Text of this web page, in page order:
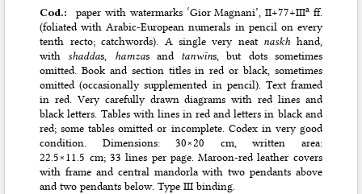
Cod.:paper with watermarks ‘Gior Magnani’, II+77+IIIa ff.
(foliated with Arabic-European numerals in pencil on every
tenth recto; catchwords). A single very neat naskhhand,
with shaddas, hamzas and tanwīns, but dots sometimes
omitted. Book and section titles in red or black, sometimes
omitted (occasionally supplemented in pencil). Text framed
in red. Very carefully drawn diagrams with red lines and
black letters. Tables with lines in red and letters in black and
red; some tables omitted or incomplete. Codex in very good
condition. Dimensions: 30×20 cm, written area:
22.5×11.5 cm; 33 lines per page. Maroon-red leather covers
with frame and central mandorla with two pendants above
and two pendants below. Type III binding.